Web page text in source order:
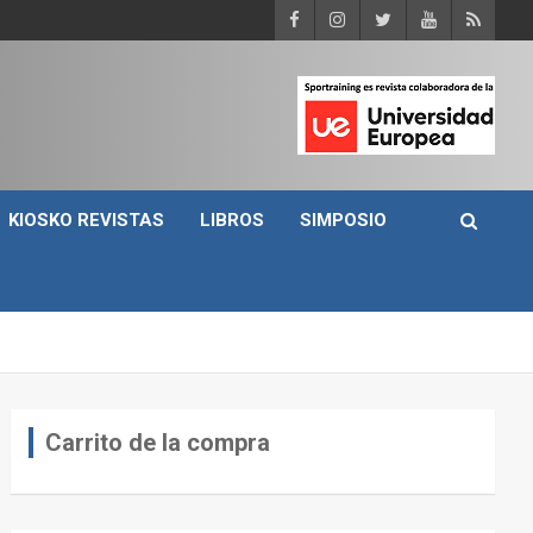
KIOSKO REVISTAS LIBROS SIMPOSIO
Carrito de la compra